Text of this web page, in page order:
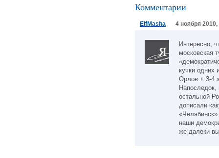
Комментарии
ElfMasha 4 ноября
Интересно,
московская
кучки
Орлов + 3-4
Напоследок,
остальной
дописали
наши
же далеки